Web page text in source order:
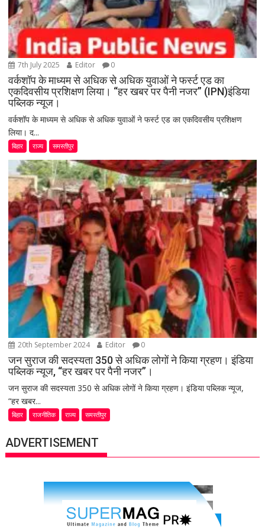
7th July 2025 Editor 0
वर्कशॉप के माध्यम से अधिक से अधिक युवाओं ने फर्स्ट एड का
एकदिवसीय प्रशिक्षण लिया। “हर खबर पर पैनी नजर” (IPN)इंडिया
पब्लिक न्यूज।
वर्कशॉप के माध्यम से अधिक से अधिक युवाओं ने फर्स्ट एड का एकदिवसीय प्रशिक्षण
लिया। द...
बिहार राज्य समस्तीपुर
20th September 2024 Editor 0
जन सुराज की सदस्यता 350 से अधिक लोगों ने किया ग्रहण। इंडिया
पब्लिक न्यूज, “हर खबर पर पैनी नजर”।
जन सुराज की सदस्यता 350 से अधिक लोगों ने किया ग्रहण। इंडिया पब्लिक न्यूज,
“हर खबर...
बिहार राजनीतिक राज्य समस्तीपुर
ADVERTISEMENT